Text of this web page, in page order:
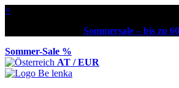
×
Sommersale – bis zu
Sommer-Sale %
AT / EUR